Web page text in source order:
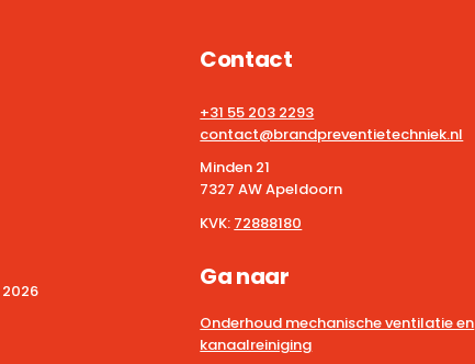
2026
Contact
+31 55 203 2293
contact@brandpreventietechniek.nl
Minden 21
7327 AW Apeldoorn
KVK: 72888180
Ga naar
Onderhoud mechanische ventilatie en
kanaalreiniging